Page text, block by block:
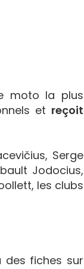
moto la plus
et reçoit
Serge
Jodocius,
les clubs
fiches sur